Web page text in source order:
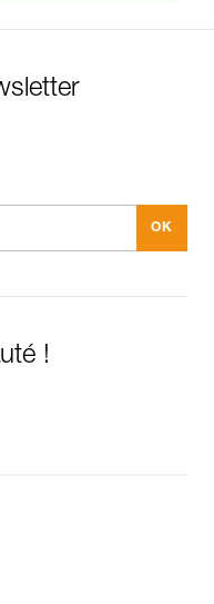
!